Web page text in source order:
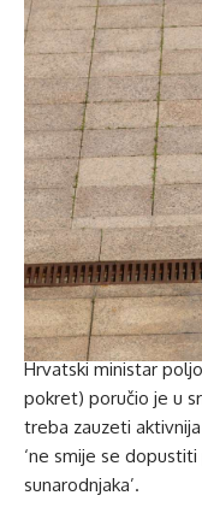
Hrvatski ministar
pokret) poručio je u
treba zauzeti
‘ne smije se
sunarodnjaka’.